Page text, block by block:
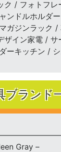
ク / フォトフレ
ンドルホルダ
ガジンラック
イン家電 / サ
ーキッチン /
ブランド
Gray –